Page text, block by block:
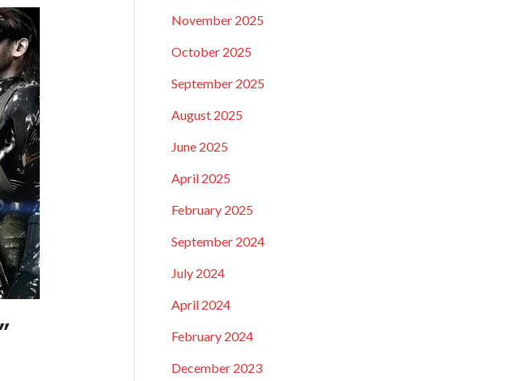
November 2025
October 2025
September 2025
August 2025
June 2025
April 2025
February 2025
September 2024
July 2024
April 2024
February 2024
December 2023